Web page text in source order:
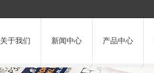
关于我们 新闻中心 产品中心